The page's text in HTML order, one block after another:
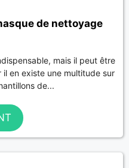
de nettoyage
mais il peut être
en existe une multitude sur
de...